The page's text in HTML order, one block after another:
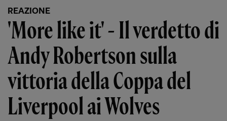
REAZIONE
'More like it' - Il verdetto di
Andy Robertson sulla
vittoria della Coppa del
Liverpool ai Wolves